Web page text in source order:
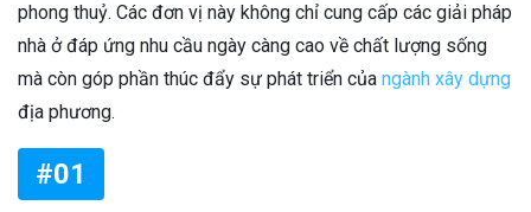
phong thuỷ. Các đơn vị này không chỉ cung cấp các giải pháp
nhà ở đáp ứng nhu cầu ngày càng cao về chất lượng sống
mà còn góp phần thúc đẩy sự phát triển của ngành xây dựng
địa phương.
#01